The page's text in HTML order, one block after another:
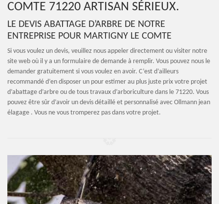
COMTE 71220 ARTISAN SÉRIEUX.
LE DEVIS ABATTAGE D’ARBRE DE NOTRE
ENTREPRISE POUR MARTIGNY LE COMTE
Si vous voulez un devis, veuillez nous appeler directement ou visiter notre
site web où il y a un formulaire de demande à remplir. Vous pouvez nous le
demander gratuitement si vous voulez en avoir. C’est d’ailleurs
recommandé d’en disposer un pour estimer au plus juste prix votre projet
d’abattage d’arbre ou de tous travaux d’arboriculture dans le 71220. Vous
pouvez être sûr d’avoir un devis détaillé et personnalisé avec Ollmann jean
élagage . Vous ne vous tromperez pas dans votre projet.